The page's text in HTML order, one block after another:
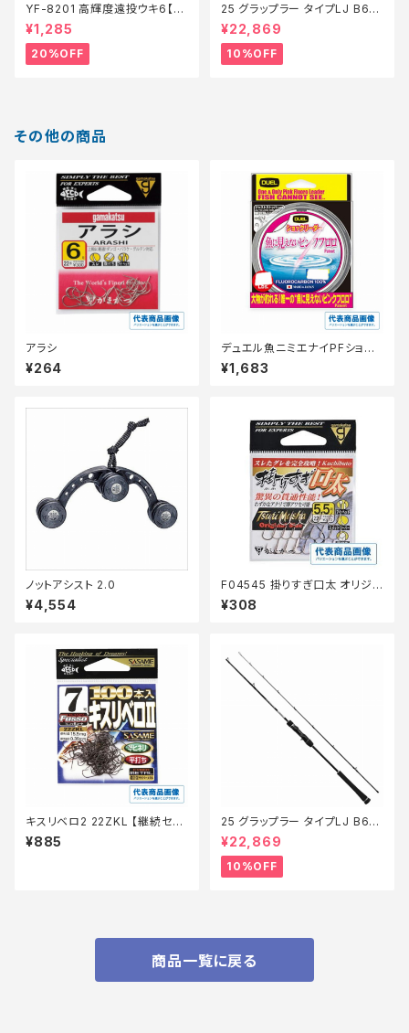
YF-8201 高輝度遠投ウキ6【特
価仕掛】【20】
¥1,285
20%OFF
25 グラップラー タイプLJ B63-
3【継続セール_ロッド】【10】
¥22,869
10%OFF
その他の商品
アラシ
¥264
デュエル魚ニミエナイPFショッ
クリーダー50m12LbステルスP
¥1,683
ノットアシスト 2.0
¥4,554
F04545 掛りすぎ口太 オリジナ
ル(茶) 4.5号
¥308
キスリベロ2 22ZKL 【継続セー
ル_仕掛】
¥885
25 グラップラー タイプLJ B63-
3【継続セール_ロッド】【10】
¥22,869
10%OFF
商品一覧に戻る